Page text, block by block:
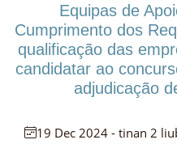
Equipas de
Cumprimento dos
qualificação das
candidatar ao
adjudicação
19 Dec 2024 - tinan 2